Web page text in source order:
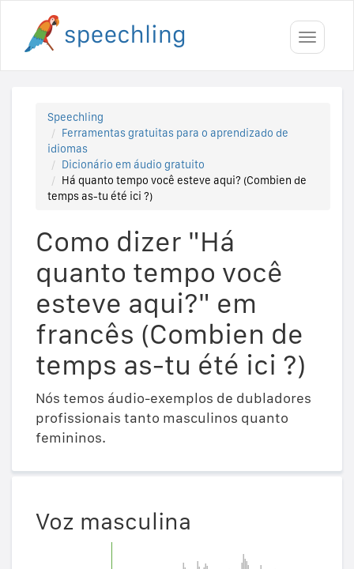
Toggle
Speechling
Ferramentas gratuitas para o aprendizado de
idiomas
Dicionário em áudio gratuito
Há quanto tempo você esteve aqui? (Combien de
temps as-tu été ici ?)
Como dizer "Há
quanto tempo você
esteve aqui?" em
francês (Combien de
temps as-tu été ici ?)
Nós temos áudio-exemplos de dubladores
profissionais tanto masculinos quanto
femininos.
Voz masculina